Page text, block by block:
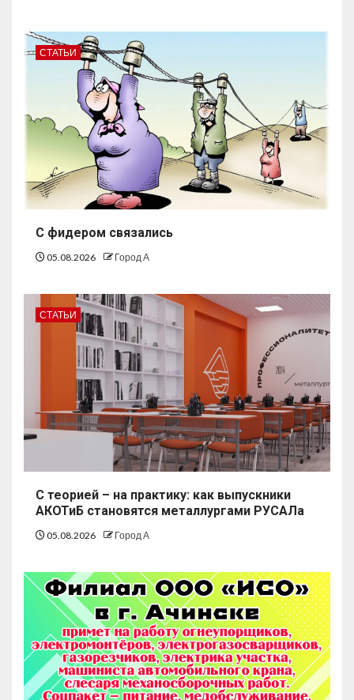
СТАТЬИ
С фидером связались
05.08.2026 Город А
СТАТЬИ
С теорией – на практику: как выпускники
АКОТиБ становятся металлургами РУСАЛа
05.08.2026 Город А